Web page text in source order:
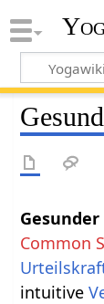
Common
intuitive